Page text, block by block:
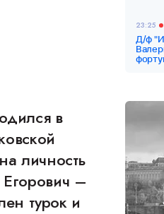
в
личность
–
турок и
23:25
Д/ф